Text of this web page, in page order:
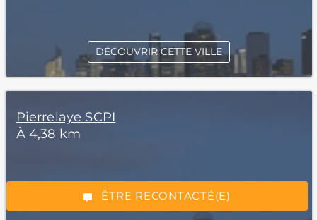
“Excellent”, 165 avis
ÊTRE RECONTACTÉ(E)
DÉCOUVRIR CETTE VILLE
Pierrelaye SCPI
À 4,38 km